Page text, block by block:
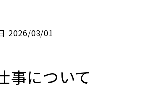
2026/08/01
事について